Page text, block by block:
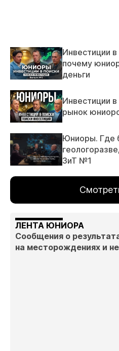
Инвестиции
почему
деньги
Инвестиции
рынок
Юниоры. Где
ЗиТ №1
ЛЕНТА ЮНИОРА
Сообщения о
на месторождениях и